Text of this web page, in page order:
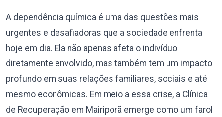
A dependência química é uma das questões mais
urgentes e desafiadoras que a sociedade enfrenta
hoje em dia. Ela não apenas afeta o indivíduo
diretamente envolvido, mas também tem um impacto
profundo em suas relações familiares, sociais e até
mesmo econômicas. Em meio a essa crise, a Clínica
de Recuperação em Mairiporã emerge como um farol